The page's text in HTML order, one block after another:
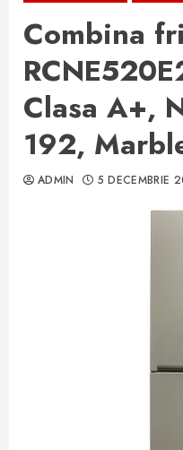
Combina
Clasa A+,
192,
ADMIN 5 DECEMBRIE